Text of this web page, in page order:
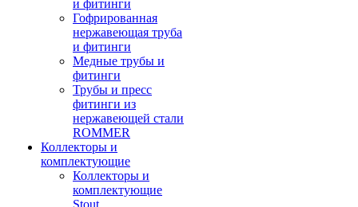
и фитинги
Гофрированная
нержавеющая труба
и фитинги
Медные трубы и
фитинги
Трубы и пресс
фитинги из
нержавеющей стали
ROMMER
Коллекторы и
комплектующие
Коллекторы и
комплектующие
Stout